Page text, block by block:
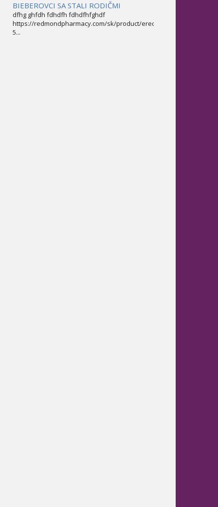
BIEBEROVCI SA STALI RODIČMI
dfhg ghfdh fdhdfh fdhdfhfghdf
https://redmondpharmacy.com/sk/product/erectofil-
5...